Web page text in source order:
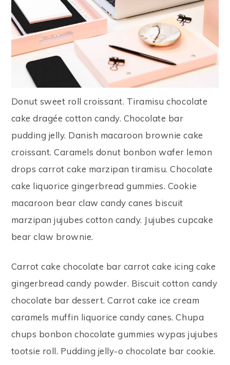
Donut sweet roll croissant. Tiramisu chocolate
cake dragée cotton candy. Chocolate bar
pudding jelly. Danish macaroon brownie cake
croissant. Caramels donut bonbon wafer lemon
drops carrot cake marzipan tiramisu. Chocolate
cake liquorice gingerbread gummies. Cookie
macaroon bear claw candy canes biscuit
marzipan jujubes cotton candy. Jujubes cupcake
bear claw brownie.
Carrot cake chocolate bar carrot cake icing cake
gingerbread candy powder. Biscuit cotton candy
chocolate bar dessert. Carrot cake ice cream
caramels muffin liquorice candy canes. Chupa
chups bonbon chocolate gummies wypas jujubes
tootsie roll. Pudding jelly-o chocolate bar cookie.